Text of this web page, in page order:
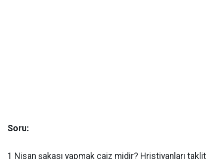
Soru:
1 Nisan şakası yapmak caiz midir? Hristiyanları taklit